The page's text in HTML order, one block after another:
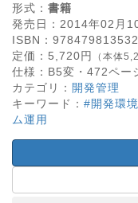
形式： 書籍
発売日： 2014年02月
ISBN：
定価： 5,720円 （本体
仕様： B5変・ 472ペー
カテゴリ： 開発管理
キーワード： #開発環境
ム運用